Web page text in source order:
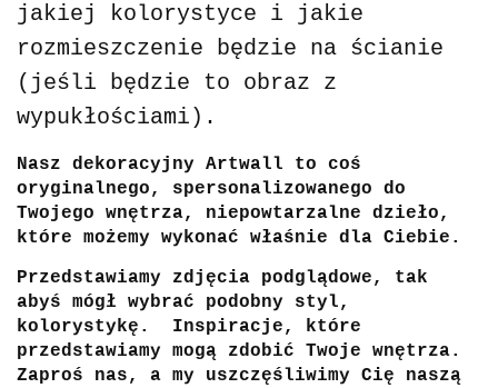
jakiej kolorystyce i jakie
rozmieszczenie będzie na ścianie
(jeśli będzie to obraz z
wypukłościami).
Nasz dekoracyjny Artwall to coś
oryginalnego, spersonalizowanego do
Twojego wnętrza, niepowtarzalne dzieło,
które możemy wykonać właśnie dla Ciebie.
Przedstawiamy zdjęcia podglądowe, tak
abyś mógł wybrać podobny styl,
kolorystykę.
Inspiracje, które
przedstawiamy mogą zdobić Twoje wnętrza.
Zaproś nas, a my uszczęśliwimy Cię naszą